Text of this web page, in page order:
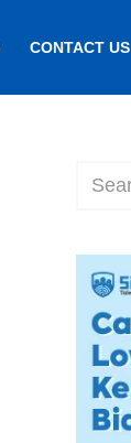
CONTACT US